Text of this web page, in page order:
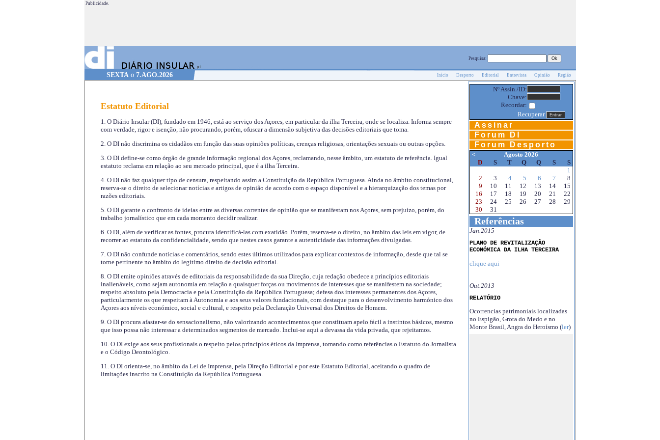
Publicidade.
Pesquisa:
SEXTAo 7.AGO.2026 Início Desporto Editorial Entrevista Opinião Região
Estatuto Editorial
1. O Diário Insular (DI), fundado em 1946, está ao serviço dos Açores, em particular da ilha Terceira, onde se localiza. Informa sempre
com verdade, rigor e isenção, não procurando, porém, ofuscar a dimensão subjetiva das decisões editoriais que toma.
2. O DI não discrimina os cidadãos em função das suas opiniões políticas, crenças religiosas, orientações sexuais ou outras opções.
3. O DI define-se como órgão de grande informação regional dos Açores, reclamando, nesse âmbito, um estatuto de referência. Igual
estatuto reclama em relação ao seu mercado principal, que é a ilha Terceira.
4. O DI não faz qualquer tipo de censura, respeitando assim a Constituição da República Portuguesa. Ainda no âmbito constitucional,
reserva-se o direito de selecionar notícias e artigos de opinião de acordo com o espaço disponível e a hierarquização dos temas por
razões editoriais.
5. O DI garante o confronto de ideias entre as diversas correntes de opinião que se manifestam nos Açores, sem prejuízo, porém, do
trabalho jornalístico que em cada momento decidir realizar.
6. O DI, além de verificar as fontes, procura identificá-las com exatidão. Porém, reserva-se o direito, no âmbito das leis em vigor, de
recorrer ao estatuto da confidencialidade, sendo que nestes casos garante a autenticidade das informações divulgadas.
7. O DI não confunde notícias e comentários, sendo estes últimos utilizados para explicar contextos de informação, desde que tal se
torne pertinente no âmbito do legítimo direito de decisão editorial.
8. O DI emite opiniões através de editoriais da responsabilidade da sua Direção, cuja redação obedece a princípios editoriais
inalienáveis, como sejam autonomia em relação a quaisquer forças ou movimentos de interesses que se manifestem na sociedade;
respeito absoluto pela Democracia e pela Constituição da República Portuguesa; defesa dos interesses permanentes dos Açores,
particularmente os que respeitam à Autonomia e aos seus valores fundacionais, com destaque para o desenvolvimento harmónico dos
Açores aos níveis económico, social e cultural, e respeito pela Declaração Universal dos Direitos de Homem.
9. O DI procura afastar-se do sensacionalismo, não valorizando acontecimentos que constituam apelo fácil a instintos básicos, mesmo
que isso possa não interessar a determinados segmentos de mercado. Inclui-se aqui a devassa da vida privada, que rejeitamos.
10. O DI exige aos seus profissionais o respeito pelos princípios éticos da Imprensa, tomando como referências o Estatuto do Jornalista
e o Código Deontológico.
11. O DI orienta-se, no âmbito da Lei de Imprensa, pela Direção Editorial e por este Estatuto Editorial, aceitando o quadro de
limitações inscrito na Constituição da República Portuguesa.
Nº Assin./ID:
Chave:
Recordar:
Recuperar
Assinar
Forum DI
Forum Desporto
<
Agosto 2026
D
S T Q Q S
S
1
2
3 4 5 6 7
8
9
10 11 12 13 14
15
16
17 18 19 20 21
22
23
24 25 26 27 28
29
30
31
Referências
Jan.2015
PLANO DE REVITALIZAÇÃO
ECONÓMICA DA ILHA TERCEIRA
clique aqui
Out.2013
RELATÓRIO
Ocorrencias patrimoniais localizadas
no Espigão, Grota do Medo e no
Monte Brasil, Angra do Heroísmo (ler)